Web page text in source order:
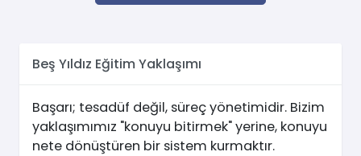
Beş Yıldız Eğitim Yaklaşımı
Başarı; tesadüf değil, süreç yönetimidir. Bizim
yaklaşımımız "konuyu bitirmek" yerine, konuyu
nete dönüştüren bir sistem kurmaktır.